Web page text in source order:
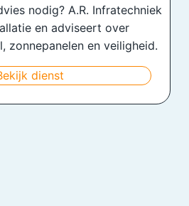
nodig? A.R. Infratechniek
en adviseert over
zonnepanelen en veiligheid.
dienst